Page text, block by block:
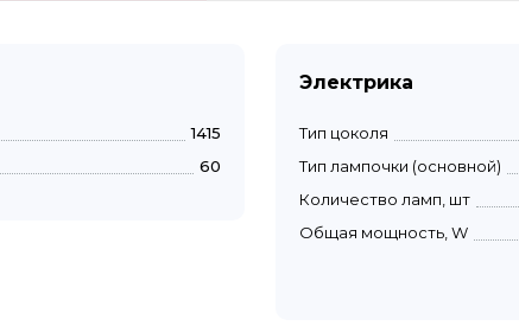
1415
60
Электрика
Тип цоколя
Тип лампочки (основной)
Количество ламп, шт
Общая мощность, W